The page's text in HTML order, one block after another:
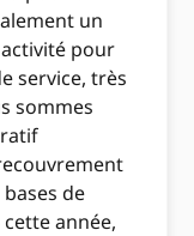
un
pour
service, très
sommes
de
année,